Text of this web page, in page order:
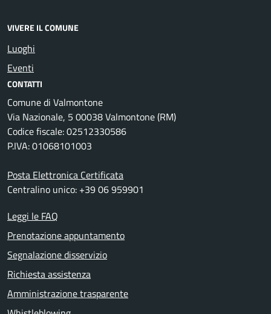
VIVERE IL COMUNE
Luoghi
Eventi
CONTATTI
Comune di Valmontone
Via Nazionale, 5 00038 Valmontone (RM)
Codice fiscale: 02512330586
P.IVA: 01068101003
Posta Elettronica Certificata
Centralino unico: +39 06 959901
Leggi le FAQ
Prenotazione appuntamento
Segnalazione disservizio
Richiesta assistenza
Amministrazione trasparente